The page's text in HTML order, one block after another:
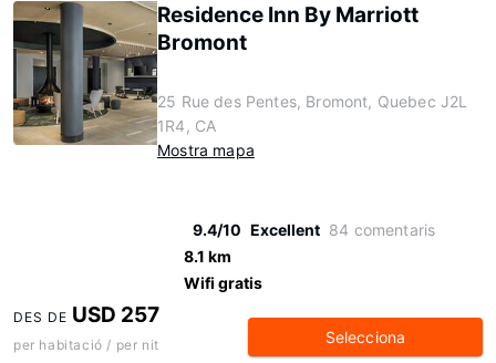
Residence Inn By Marriott
Bromont
25 Rue des Pentes, Bromont, Quebec J2L
1R4, CA
Mostra mapa
9.4/10 Excellent 84 comentaris
8.1 km
Wifi gratis
DES DE USD 257
per habitació / per nit Selecciona